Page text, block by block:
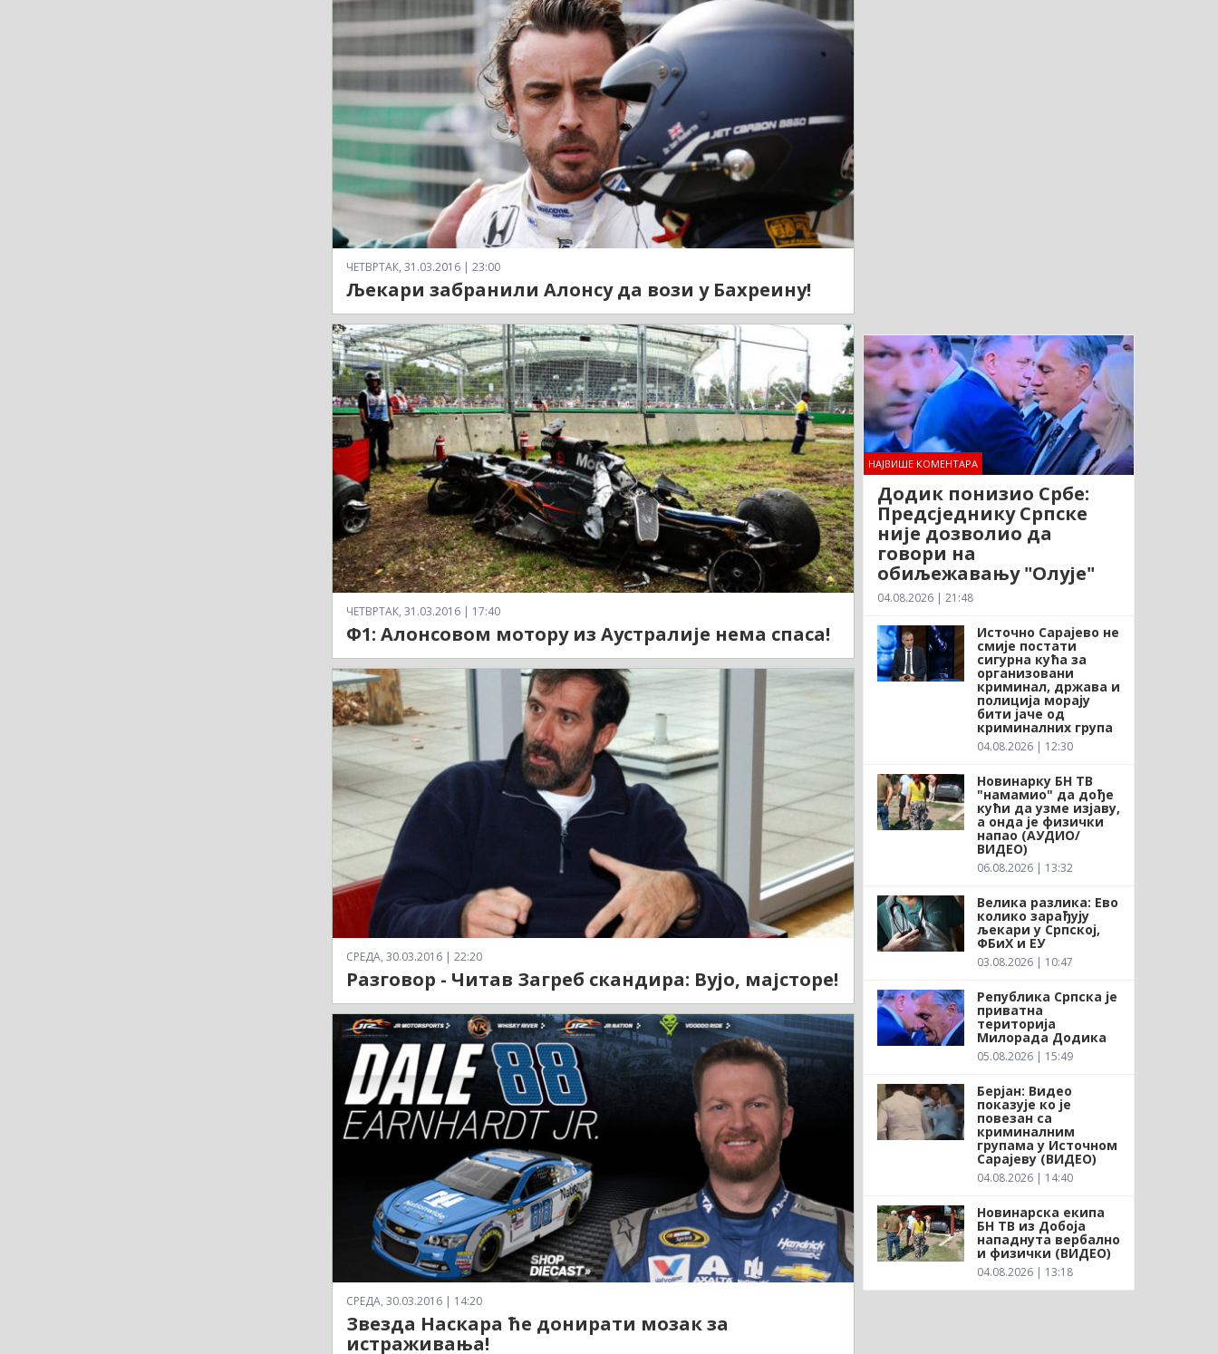
ЧЕТВРТАК, 31.03.2016 | 23:00
Љекари забранили Алонсу да вози у Бахреину!
ЧЕТВРТАК, 31.03.2016 | 17:40
Ф1: Алонсовом мотору из Аустралије нема спаса!
СРЕДА, 30.03.2016 | 22:20
Разговор - Читав Загреб скандира: Вујо, мајсторе!
СРЕДА, 30.03.2016 | 14:20
Звезда Наскара ће донирати мозак за
истраживања!
НАЈВИШЕ КОМЕНТАРА
Додик понизио Србе:
Предсједнику Српске
није дозволио да
говори на
обиљежавању "Олује"
04.08.2026 | 21:48
Источно Сарајево не
смије постати
сигурна кућа за
организовани
криминал, држава и
полиција морају
бити јаче од
криминалних група
04.08.2026 | 12:30
Новинарку БН ТВ
"намамио" да дође
кући да узме изјаву,
а онда је физички
напао (АУДИО/
ВИДЕО)
06.08.2026 | 13:32
Велика разлика: Ево
колико зарађују
љекари у Српској,
ФБиХ и ЕУ
03.08.2026 | 10:47
Република Српска је
приватна
територија
Милорада Додика
05.08.2026 | 15:49
Берјан: Видео
показује ко је
повезан са
криминалним
групама у Источном
Сарајеву (ВИДЕО)
04.08.2026 | 14:40
Новинарска екипа
БН ТВ из Добоја
нападнута вербално
и физички (ВИДЕО)
04.08.2026 | 13:18